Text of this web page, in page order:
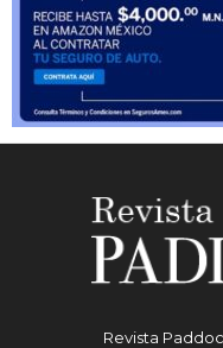
Revista